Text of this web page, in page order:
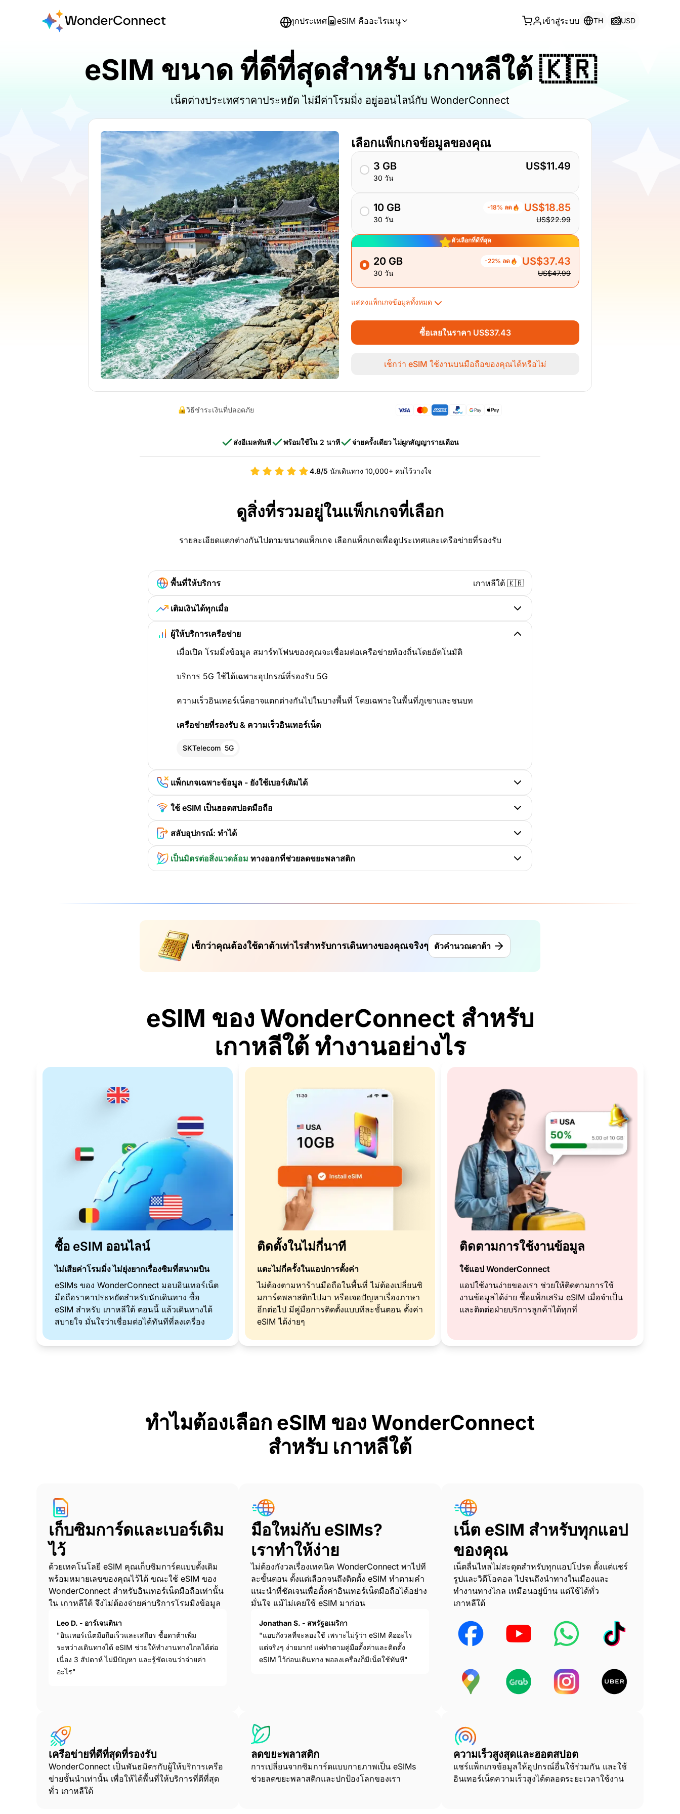
ทุกประเทศ eSIM คืออะไรเมนู เข้าสู่ระบบ TH USD
eSIM ขนาด ที่ดีที่สุดสำหรับ เกาหลีใต้ 🇰🇷
เน็ตต่างประเทศราคาประหยัด ไม่มีค่าโรมมิ่ง อยู่ออนไลน์กับ WonderConnect
เลือกแพ็กเกจข้อมูลของคุณ
3 GB
30 วัน
US$11.49
10 GB
30 วัน
-18% ลด US$18.85
US$22.99
ตัวเลือกที่ดีที่สุด
20 GB
30 วัน
-22% ลด US$37.43
US$47.99
แสดงแพ็กเกจข้อมูลทั้งหมด
ซื้อเลยในราคา US$37.43
เช็กว่า eSIM ใช้งานบนมือถือของคุณได้หรือไม่
วิธีชำระเงินที่ปลอดภัย
ส่งอีเมลทันที พร้อมใช้ใน 2 นาที จ่ายครั้งเดียว ไม่ผูกสัญญารายเดือน
4.8/5 นักเดินทาง 10,000+ คนไว้วางใจ
ดูสิ่งที่รวมอยู่ในแพ็กเกจที่เลือก
รายละเอียดแตกต่างกันไปตามขนาดแพ็กเกจ เลือกแพ็กเกจเพื่อดูประเทศและเครือข่ายที่รองรับ
พื้นที่ให้บริการ เกาหลีใต้ 🇰🇷
เติมเงินได้ทุกเมื่อ
ผู้ให้บริการเครือข่าย
เมื่อเปิด โรมมิ่งข้อมูล สมาร์ทโฟนของคุณจะเชื่อมต่อเครือข่ายท้องถิ่นโดยอัตโนมัติ
บริการ 5G ใช้ได้เฉพาะอุปกรณ์ที่รองรับ 5G
ความเร็วอินเทอร์เน็ตอาจแตกต่างกันไปในบางพื้นที่ โดยเฉพาะในพื้นที่ภูเขาและชนบท
เครือข่ายที่รองรับ & ความเร็วอินเทอร์เน็ต
SKTelecom 5G
แพ็กเกจเฉพาะข้อมูล - ยังใช้เบอร์เดิมได้
ใช้ eSIM เป็นฮอตสปอตมือถือ
สลับอุปกรณ์: ทำได้
เป็นมิตรต่อสิ่งแวดล้อม ทางออกที่ช่วยลดขยะพลาสติก
เช็กว่าคุณต้องใช้ดาต้าเท่าไรสำหรับการเดินทางของคุณจริงๆ ตัวคำนวณดาต้า
eSIM ของ WonderConnect สำหรับ
เกาหลีใต้ ทำงานอย่างไร
ซื้อ eSIM ออนไลน์
ไม่เสียค่าโรมมิ่ง ไม่ยุ่งยากเรื่องซิมที่สนามบิน
eSIMs ของ WonderConnect มอบอินเทอร์เน็ต
มือถือราคาประหยัดสำหรับนักเดินทาง ซื้อ
eSIM สำหรับ เกาหลีใต้ ตอนนี้ แล้วเดินทางได้
สบายใจ มั่นใจว่าเชื่อมต่อได้ทันทีที่ลงเครื่อง
ติดตั้งในไม่กี่นาที
แตะไม่กี่ครั้งในแอปการตั้งค่า
ไม่ต้องตามหาร้านมือถือในพื้นที่ ไม่ต้องเปลี่ยนซิ
มการ์ดพลาสติกไปมา หรือเจอปัญหาเรื่องภาษา
อีกต่อไป มีคู่มือการติดตั้งแบบทีละขั้นตอน ตั้งค่า
eSIM ได้ง่ายๆ
ติดตามการใช้งานข้อมูล
ใช้แอป WonderConnect
แอปใช้งานง่ายของเรา ช่วยให้ติดตามการใช้
งานข้อมูลได้ง่าย ซื้อแพ็กเสริม eSIM เมื่อจำเป็น
และติดต่อฝ่ายบริการลูกค้าได้ทุกที่
ทำไมต้องเลือก eSIM ของ WonderConnect
สำหรับ เกาหลีใต้
เก็บซิมการ์ดและเบอร์เดิม
ไว้
ด้วยเทคโนโลยี eSIM คุณเก็บซิมการ์ดแบบดั้งเดิม
พร้อมหมายเลขของคุณไว้ได้ ขณะใช้ eSIM ของ
WonderConnect สำหรับอินเทอร์เน็ตมือถือเท่านั้น
ใน เกาหลีใต้ จึงไม่ต้องจ่ายค่าบริการโรมมิงข้อมูล
Leo D. - อาร์เจนตินา
"อินเทอร์เน็ตมือถือเร็วและเสถียร ซื้อดาต้าเพิ่ม
ระหว่างเดินทางได้ eSIM ช่วยให้ทำงานทางไกลได้ต่อ
เนื่อง 3 สัปดาห์ ไม่มีปัญหา และรู้ชัดเจนว่าจ่ายค่า
อะไร"
มือใหม่กับ eSIMs?
เราทำให้ง่าย
ไม่ต้องกังวลเรื่องเทคนิค WonderConnect พาไปที
ละขั้นตอน ตั้งแต่เลือกจนถึงติดตั้ง eSIM ทำตามคำ
แนะนำที่ชัดเจนเพื่อตั้งค่าอินเทอร์เน็ตมือถือได้อย่าง
มั่นใจ แม้ไม่เคยใช้ eSIM มาก่อน
Jonathan S. - สหรัฐอเมริกา
"แอบกังวลที่จะลองใช้ เพราะไม่รู้ว่า eSIM คืออะไร
แต่จริงๆ ง่ายมาก! แค่ทำตามคู่มือตั้งค่าและติดตั้ง
eSIM ไว้ก่อนเดินทาง พอลงเครื่องก็มีเน็ตใช้ทันที"
เน็ต eSIM สำหรับทุกแอป
ของคุณ
เน็ตลื่นไหลไม่สะดุดสำหรับทุกแอปโปรด ตั้งแต่แชร์
รูปและวิดีโอคอล ไปจนถึงนำทางในเมืองและ
ทำงานทางไกล เหมือนอยู่บ้าน แต่ใช้ได้ทั่ว
เกาหลีใต้
เครือข่ายที่ดีที่สุดที่รองรับ
WonderConnect เป็นพันธมิตรกับผู้ให้บริการเครือ
ข่ายชั้นนำเท่านั้น เพื่อให้ได้พื้นที่ให้บริการที่ดีที่สุด
ทั่ว เกาหลีใต้
ลดขยะพลาสติก
การเปลี่ยนจากซิมการ์ดแบบกายภาพเป็น eSIMs
ช่วยลดขยะพลาสติกและปกป้องโลกของเรา
ความเร็วสูงสุดและฮอตสปอต
แชร์แพ็กเกจข้อมูลให้อุปกรณ์อื่นใช้ร่วมกัน และใช้
อินเทอร์เน็ตความเร็วสูงได้ตลอดระยะเวลาใช้งาน